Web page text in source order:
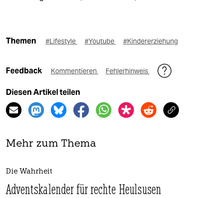
Themen #Lifestyle #Youtube #Kindererziehung
Feedback Kommentieren Fehlerhinweis
Diesen Artikel teilen
Mehr zum Thema
Die Wahrheit
Adventskalender für rechte Heulsusen